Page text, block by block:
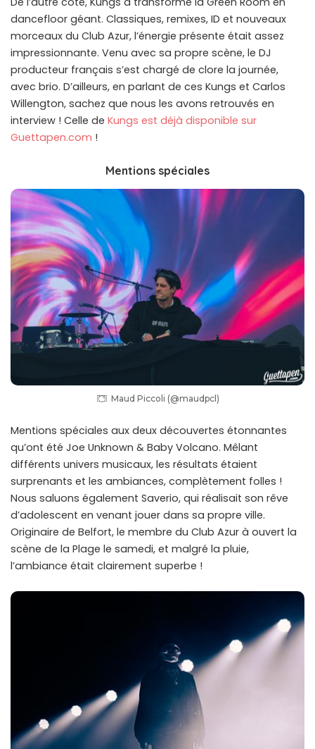
dancefloor géant. Classiques, remixes, ID et nouveaux
morceaux du Club Azur, l’énergie présente était assez
impressionnante. Venu avec sa propre scène, le DJ
producteur français s’est chargé de clore la journée,
avec brio. D’ailleurs, en parlant de ces Kungs et Carlos
Willengton, sachez que nous les avons retrouvés en
interview ! Celle de Kungs est déjà disponible sur
Guettapen.com !
Mentions spéciales
Maud Piccoli (@maudpcl)
Mentions spéciales aux deux découvertes étonnantes
qu’ont été Joe Unknown & Baby Volcano. Mêlant
différents univers musicaux, les résultats étaient
surprenants et les ambiances, complètement folles !
Nous saluons également Saverio, qui réalisait son rêve
d’adolescent en venant jouer dans sa propre ville.
Originaire de Belfort, le membre du Club Azur à ouvert la
scène de la Plage le samedi, et malgré la pluie,
l’ambiance était clairement superbe !